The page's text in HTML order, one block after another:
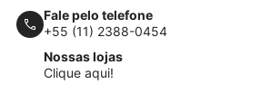
Fale pelo telefone
+55 (11) 2388-0454
Nossas lojas
Clique aqui!